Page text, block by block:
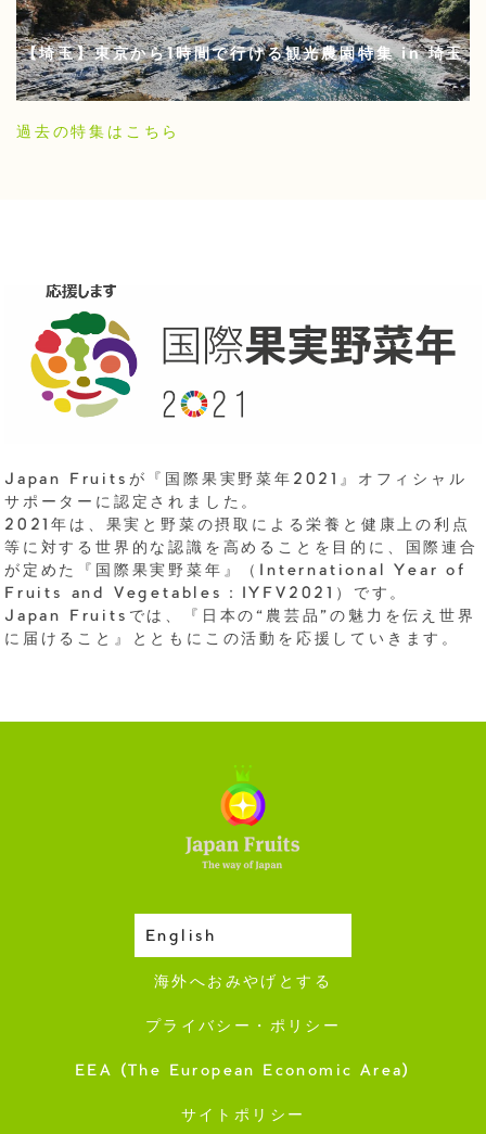
【埼玉】東京から1時間で行ける観光農園特集 in 埼玉
過去の特集はこちら
Japan Fruitsが『国際果実野菜年2021』オフィシャル
サポーターに認定されました。
2021年は、果実と野菜の摂取による栄養と健康上の利点
等に対する世界的な認識を高めることを目的に、国際連合
が定めた『国際果実野菜年』（International Year of
Fruits and Vegetables：IYFV2021）です。
Japan Fruitsでは、『日本の“農芸品”の魅力を伝え世界
に届けること』とともにこの活動を応援していきます。
English収穫カレンダー
海外へおみやげとする
プライバシー・ポリシー
EEA (The European Economic Area)
サイトポリシー